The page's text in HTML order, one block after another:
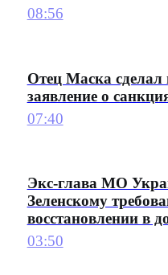
08:56
Отец Маска сделал
заявление о
07:40
Экс-глава МО
Зеленскому
восстановлении в
03:50